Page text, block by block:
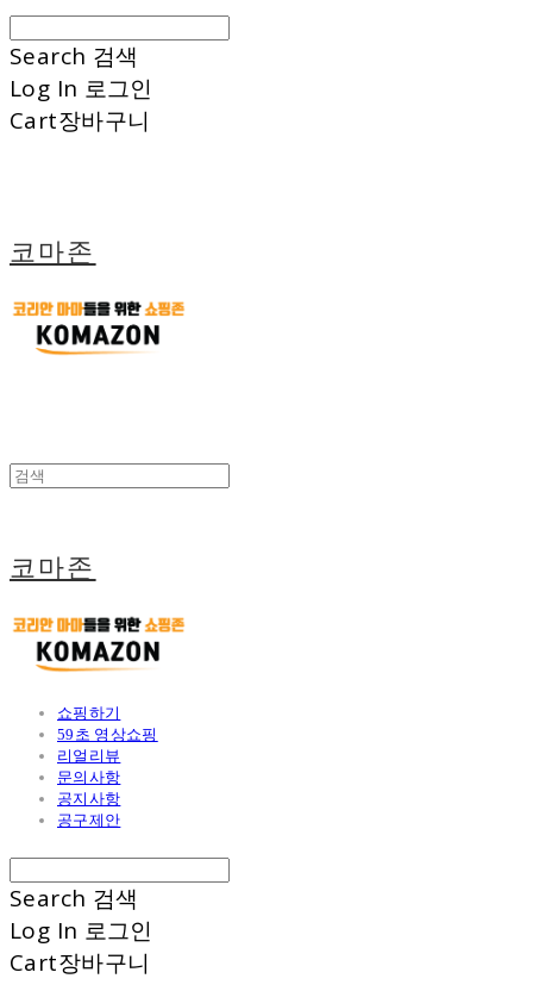
Search 검색
Log In 로그인
Cart장바구니
코마존
코마존
쇼핑하기
59초 영상쇼핑
리얼리뷰
문의사항
공지사항
공구제안
Search 검색
Log In 로그인
Cart장바구니